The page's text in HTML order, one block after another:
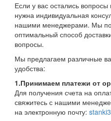
Если у вас остались
нужна индивидуальная
нашими менеджерами. Мы
оптимальный способ
вопросы.
Мы предлагаем различные
удобства:
1.Принимаем платежи от
Для получения счета на
свяжитесь с нашими
на электронную почту: